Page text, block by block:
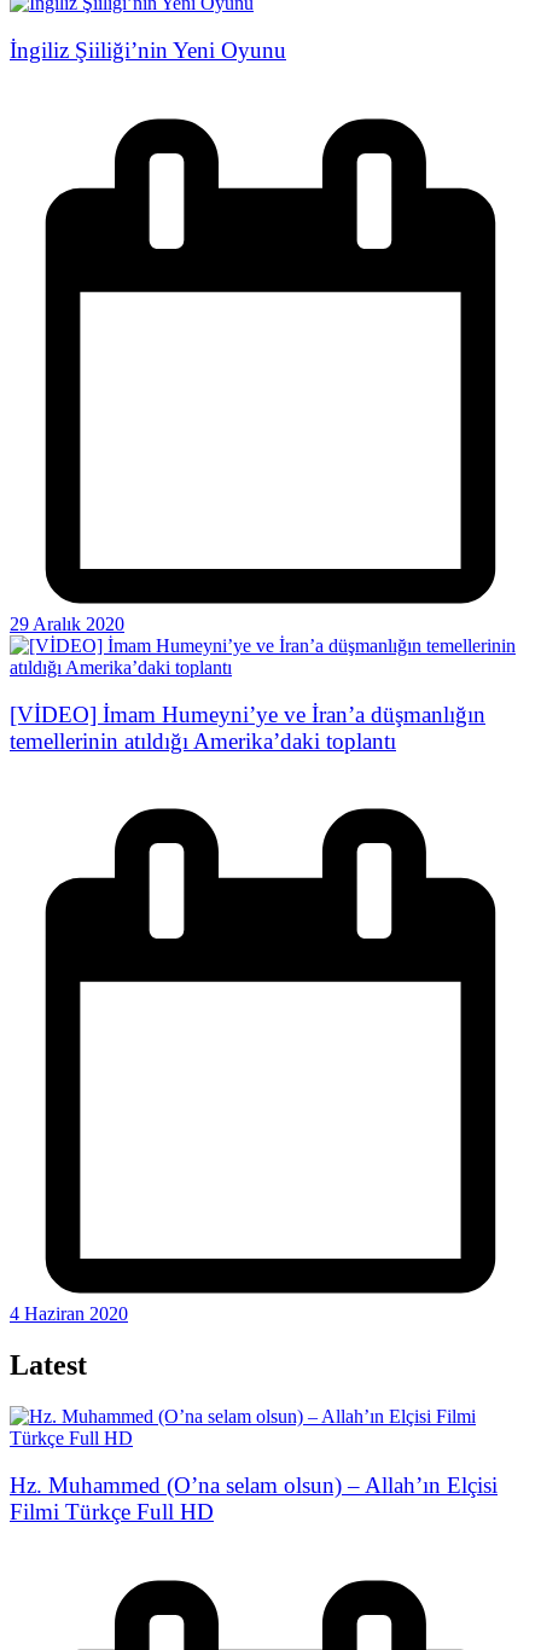
İngiliz Şiiliği’nin Yeni Oyunu
29 Aralık 2020
[VİDEO] İmam Humeyni’ye ve İran’a düşmanlığın
temellerinin atıldığı Amerika’daki toplantı
4 Haziran 2020
Latest
Hz. Muhammed (O’na selam olsun) – Allah’ın Elçisi
Filmi Türkçe Full HD